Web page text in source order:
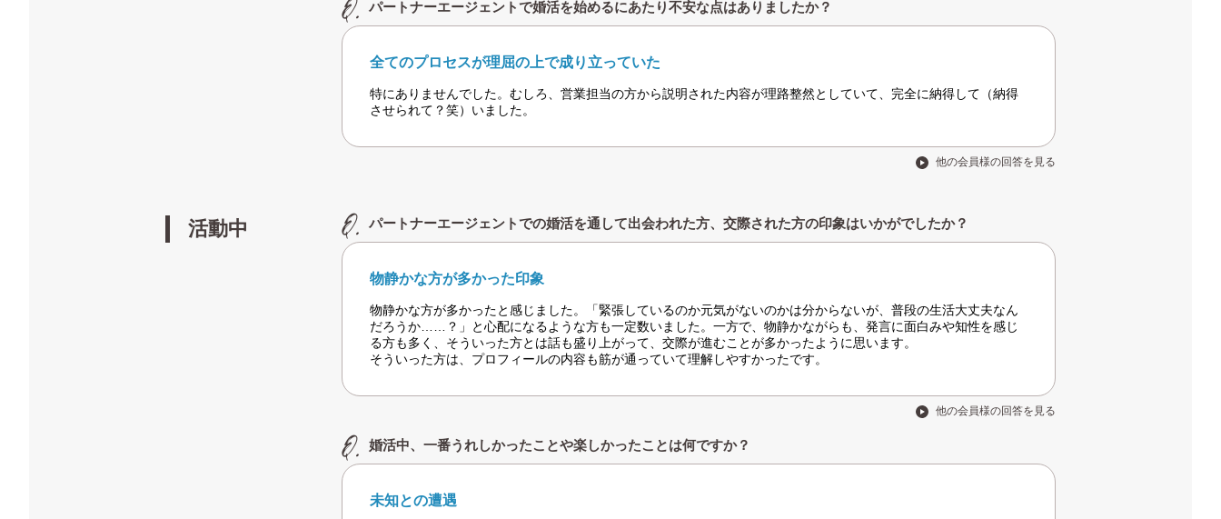
パートナーエージェントで婚活を始めるにあたり不安な点はありましたか？
全てのプロセスが理屈の上で成り立っていた
特にありませんでした。むしろ、営業担当の方から説明された内容が理路整然としていて、完全に納得して（納得
させられて？笑）いました。
他の会員様の回答を見る
活動中 パートナーエージェントでの婚活を通して出会われた方、交際された方の印象はいかがでしたか？
物静かな方が多かった印象
物静かな方が多かったと感じました。「緊張しているのか元気がないのかは分からないが、普段の生活大丈夫なん
だろうか……？」と心配になるような方も一定数いました。一方で、物静かながらも、発言に面白みや知性を感じ
る方も多く、そういった方とは話も盛り上がって、交際が進むことが多かったように思います。
そういった方は、プロフィールの内容も筋が通っていて理解しやすかったです。
他の会員様の回答を見る
婚活中、一番うれしかったことや楽しかったことは何ですか？
未知との遭遇